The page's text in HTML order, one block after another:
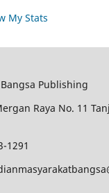
My Stats
Publishing
Raya No. 11
1291